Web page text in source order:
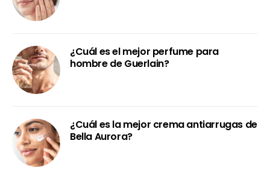
¿Cuál es el mejor perfume para
hombre de Guerlain?
¿Cuál es la mejor crema antiarrugas de
Bella Aurora?